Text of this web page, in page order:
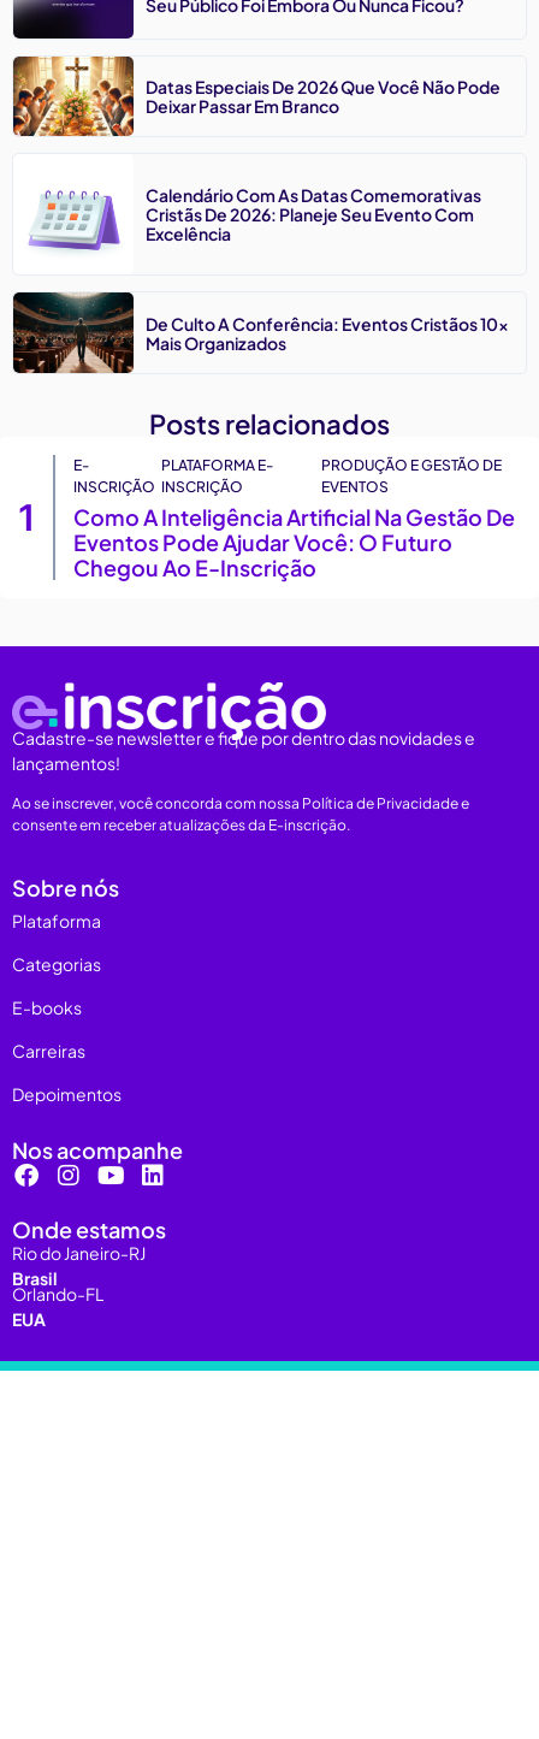
Datas Especiais De 2026 Que Você Não Pode
Deixar Passar Em Branco
Calendário Com As Datas Comemorativas
Cristãs De 2026: Planeje Seu Evento Com
Excelência
De Culto A Conferência: Eventos Cristãos 10x
Mais Organizados
Posts relacionados
1
E-
INSCRIÇÃO
PLATAFORMA E-
INSCRIÇÃO
PRODUÇÃO E GESTÃO DE
EVENTOS
Como A Inteligência Artificial Na Gestão De
Eventos Pode Ajudar Você: O Futuro
Chegou Ao E-Inscrição
Cadastre-se newsletter e fique por dentro das novidades e
lançamentos!
Ao se inscrever, você concorda com nossa Política de Privacidade e
consente em receber atualizações da E-inscrição.
Sobre nós
Plataforma
Categorias
E-books
Carreiras
Depoimentos
Nos acompanhe
Onde estamos
Rio do Janeiro-RJ
Brasil
Orlando-FL
EUA